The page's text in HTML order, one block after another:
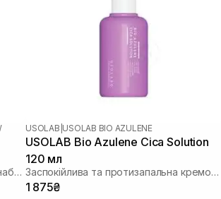
Заспокійлива, гідратуюча та протинабрякова сироватка
USOLAB USOLAB BIO AZULENE
USOLAB Bio Azulene Cica Solution
120 мл
Заспокійлива та протизапальна кремова есенція для чутливої та проблемної шкіри
1 875₴